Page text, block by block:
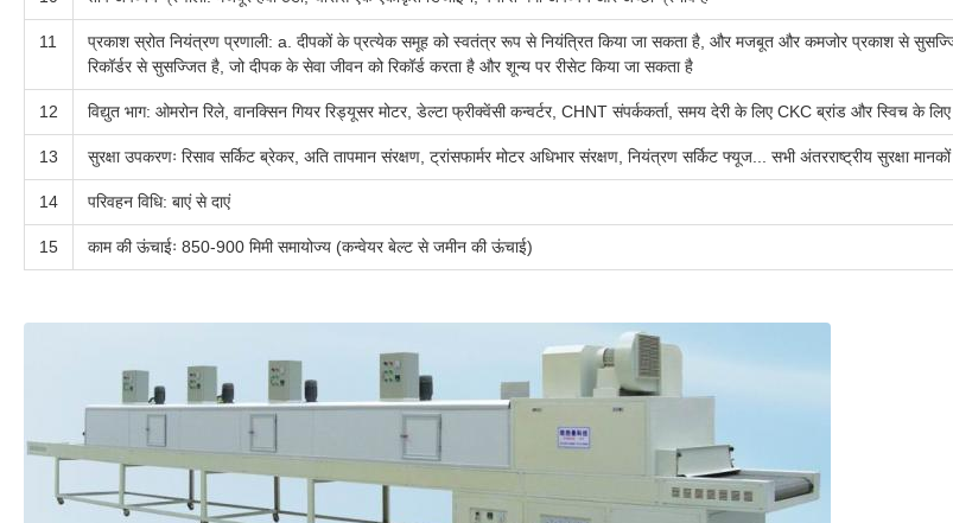
11
प्रकाश स्रोत नियंत्रण प्रणाली: a. दीपकों के प्रत्येक समूह को स्वतंत्र रूप से नियंत्रित किया जा सकता है, और मजबूत और कमजोर प्रकाश से
रिकॉर्डर से सुसज्जित है, जो दीपक के सेवा जीवन को रिकॉर्ड करता है और शून्य पर रीसेट किया जा सकता है
12 विद्युत भाग: ओमरोन रिले, वानक्सिन गियर रिड्यूसर मोटर, डेल्टा फ्रीक्वेंसी कन्वर्टर, CHNT संपर्ककर्ता, समय देरी के लिए CKC ब्रांड और स्विच के
13 सुरक्षा उपकरणः रिसाव सर्किट ब्रेकर, अति तापमान संरक्षण, ट्रांसफार्मर मोटर अधिभार संरक्षण, नियंत्रण सर्किट फ्यूज... सभी अंतरराष्ट्रीय सुरक्षा
14 परिवहन विधि: बाएं से दाएं
15 काम की ऊंचाईः 850-900 मिमी समायोज्य (कन्वेयर बेल्ट से जमीन की ऊंचाई)